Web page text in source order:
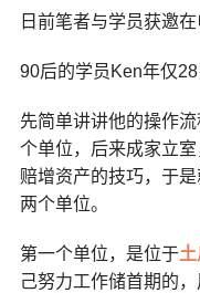
日前笔者与学员获邀在
90后的学员Ken年仅
先简单讲讲他的操作
个单位，后来成家立
赔增资产的技巧，于
两个单位。
第一个单位，是位于土
己努力工作储首期的